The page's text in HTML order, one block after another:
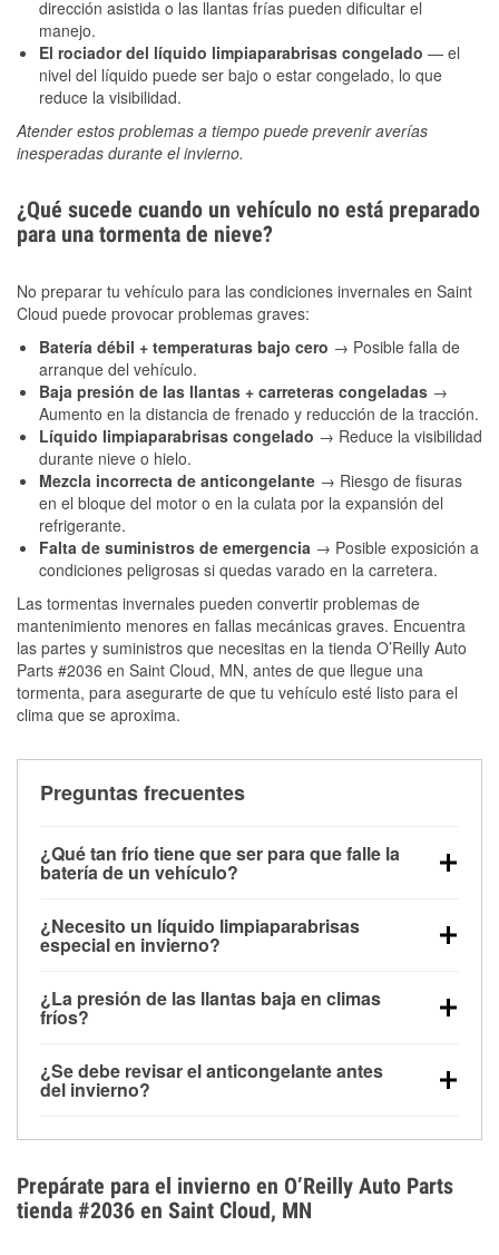
dirección asistida o las llantas frías pueden dificultar el
manejo.
El rociador del líquido limpiaparabrisas congelado — el
nivel del líquido puede ser bajo o estar congelado, lo que
reduce la visibilidad.
Atender estos problemas a tiempo puede prevenir averías
inesperadas durante el invierno.
¿Qué sucede cuando un vehículo no está preparado
para una tormenta de nieve?
No preparar tu vehículo para las condiciones invernales en Saint
Cloud puede provocar problemas graves:
Batería débil + temperaturas bajo cero → Posible falla de
arranque del vehículo.
Baja presión de las llantas + carreteras congeladas →
Aumento en la distancia de frenado y reducción de la tracción.
Líquido limpiaparabrisas congelado → Reduce la visibilidad
durante nieve o hielo.
Mezcla incorrecta de anticongelante → Riesgo de fisuras
en el bloque del motor o en la culata por la expansión del
refrigerante.
Falta de suministros de emergencia → Posible exposición a
condiciones peligrosas si quedas varado en la carretera.
Las tormentas invernales pueden convertir problemas de
mantenimiento menores en fallas mecánicas graves. Encuentra
las partes y suministros que necesitas en la tienda O’Reilly Auto
Parts #2036 en Saint Cloud, MN, antes de que llegue una
tormenta, para asegurarte de que tu vehículo esté listo para el
clima que se aproxima.
Preguntas frecuentes
¿Qué tan frío tiene que ser para que falle la
batería de un vehículo?
debajo de los 32 °F y puede perder hasta la mitad de
su potencia de arranque cerca de los 0 °F, lo que
arranque.
¿Necesito un líquido limpiaparabrisas
especial en invierno?
la congelación y ayuda a disolver la sal y la nieve
derretida en la carretera para mejorar la visibilidad.
¿La presión de las llantas baja en climas
fríos?
alrededor de 1 PSI por cada 10 °F que baja la
temperatura. Puedes obtener más información sobre
¿Se debe revisar el anticongelante antes
del invierno?
el sobrecalentamiento en condiciones de frío
extremo. Aprende cómo comprobar la protección
anticongelante en nuestra sección How-To.
Prepárate para el invierno en O’Reilly Auto Parts
tienda #2036 en Saint Cloud, MN